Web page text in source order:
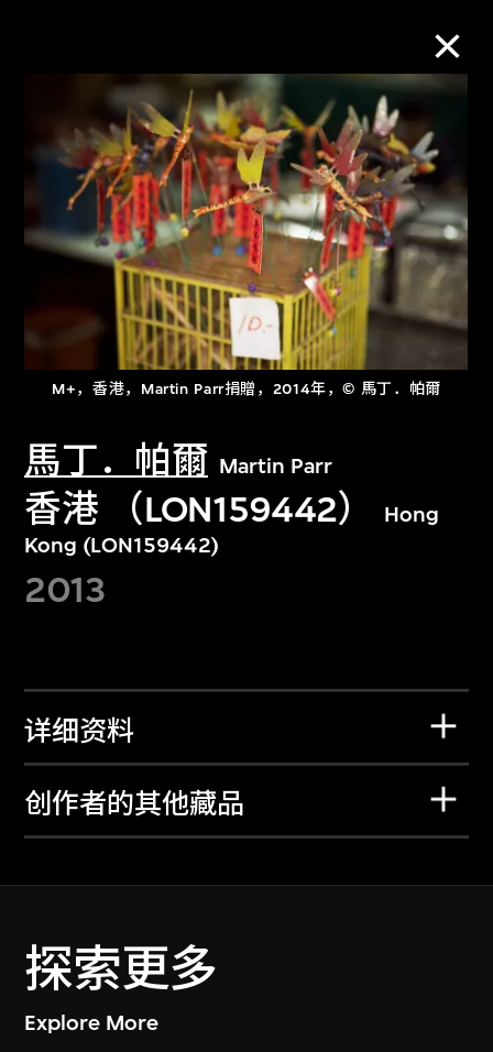
M+，香港，Martin Parr捐贈，2014年，© 馬丁．帕爾
馬丁．帕爾 Martin Parr
香港 （LON159442）
Hong
Kong (LON159442)
2013
详细资料
创作者的其他藏品
探索更多
Explore More
M+藏品
进一步筛选 搜索
关于M+藏品
文化藏品。